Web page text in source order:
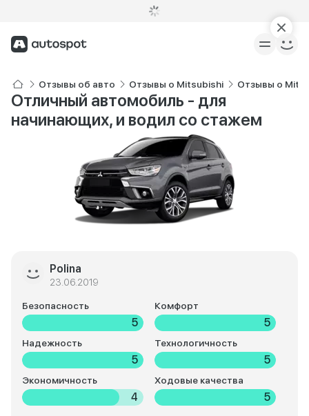
Отзывы об авто Отзывы о Mitsubishi Отзывы о
Отличный автомобиль - для
начинающих, и водил со стажем
Polina
23.06.2019
Безопасность
5
Комфорт
5
Надежность
5
Технологичность
5
Экономичность
4
Ходовые качества
5